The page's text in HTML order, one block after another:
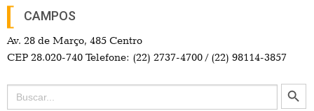
CAMPOS
Av. 28 de Março, 485 Centro
CEP 28.020-740 Telefone: (22) 2737-4700 / (22) 98114-3857
Search
for:
Search Button